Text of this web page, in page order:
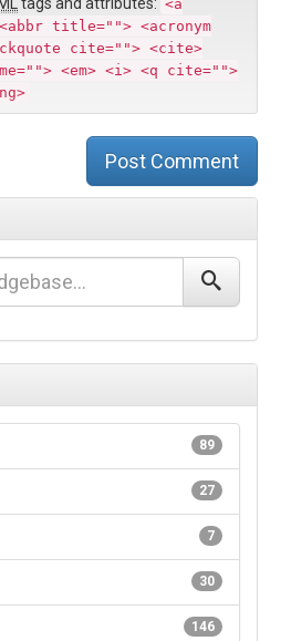
<a
title=""> <acronym
cite=""> <cite>
<em> <i> <q cite="">
Post Comment
89
27
7
30
146